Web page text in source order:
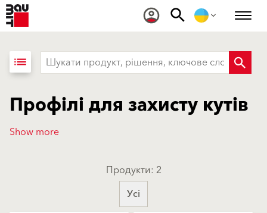
list
Профілі для захисту кутів
Show more
Продукти: 2
Усі